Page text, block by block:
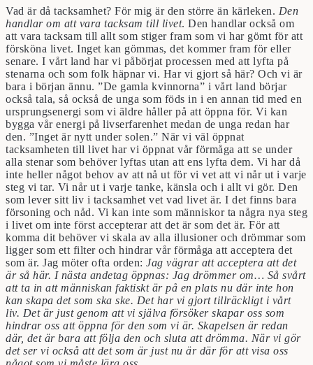
Vad är då tacksamhet? För mig är den större än kärleken. Den
handlar om att vara tacksam till livet. Den handlar också om
att vara tacksam till allt som stiger fram som vi har gömt för att
försköna livet. Inget kan gömmas, det kommer fram för eller
senare. I vårt land har vi påbörjat processen med att lyfta på
stenarna och som folk häpnar vi. Har vi gjort så här? Och vi är
bara i början ännu. ”De gamla kvinnorna” i vårt land börjar
också tala, så också de unga som föds in i en annan tid med en
ursprungsenergi som vi äldre håller på att öppna för. Vi kan
bygga vår energi på livserfarenhet medan de unga redan har
den. ”Inget är nytt under solen.” När vi väl öppnat
tacksamheten till livet har vi öppnat vår förmåga att se under
alla stenar som behöver lyftas utan att ens lyfta dem. Vi har då
inte heller något behov av att nå ut för vi vet att vi når ut i varje
steg vi tar. Vi når ut i varje tanke, känsla och i allt vi gör. Den
som lever sitt liv i tacksamhet vet vad livet är. I det finns bara
försoning och nåd. Vi kan inte som människor ta några nya steg
i livet om inte först accepterar att det är som det är. För att
komma dit behöver vi skala av alla illusioner och drömmar som
ligger som ett filter och hindrar vår förmåga att acceptera det
som är. Jag möter ofta orden: Jag vägrar att acceptera att det
är så här. I nästa andetag öppnas: Jag drömmer om… Så svårt
att ta in att människan faktiskt är på en plats nu där inte hon
kan skapa det som ska ske. Det har vi gjort tillräckligt i vårt
liv. Det är just genom att vi själva försöker skapar oss som
hindrar oss att öppna för den som vi är. Skapelsen är redan
där, det är bara att följa den och sluta att drömma. När vi gör
det ser vi också att det som är just nu är där för att visa oss